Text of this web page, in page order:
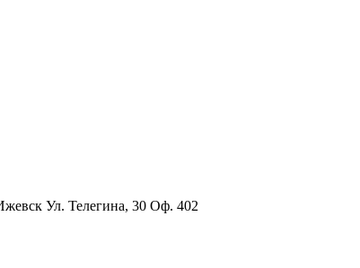
Ул. Телегина, 30 Оф. 402